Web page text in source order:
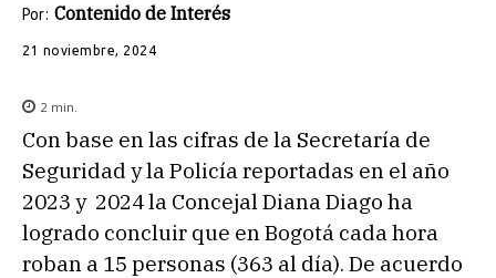
Por: Contenido de Interés
21 noviembre, 2024
2 min.
Con base en las cifras de la Secretaría de
Seguridad y la Policía reportadas en el año
2023 y 2024 la Concejal Diana Diago ha
logrado concluir que en Bogotá cada hora
roban a 15 personas (363 al día). De acuerdo